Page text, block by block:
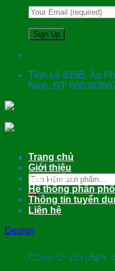
Tỉnh Lộ 835B, Ấp
Ninh. ĐT:
Tìm
kiếm:
0
Giỏ hàng
Chưa có sản phẩm
Trang chủ
Giới thiệu
Sản phẩm
Hệ thống phân
Thông tin tuyển
Liên hệ
Design
Awesome